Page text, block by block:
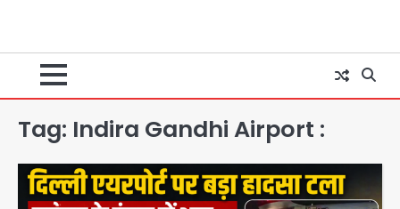
Tag: Indira Gandhi Airport :
Team JHJ